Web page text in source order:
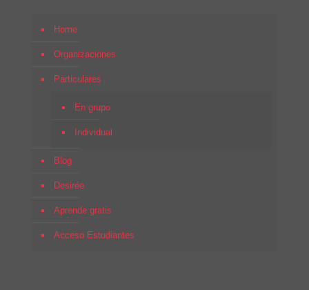
Home
Organizaciones
Particulares
En grupo
Individual
Blog
Desirée
Aprende gratis
Acceso Estudiantes